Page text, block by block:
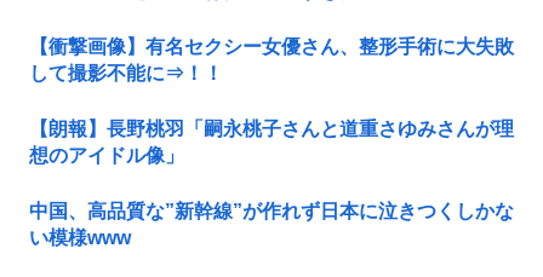
【衝撃画像】有名セクシー女優さん、整形手術に大失敗
して撮影不能に⇒！！
【朗報】長野桃羽「嗣永桃子さんと道重さゆみさんが理
想のアイドル像」
中国、高品質な”新幹線”が作れず日本に泣きつくしかな
い模様www